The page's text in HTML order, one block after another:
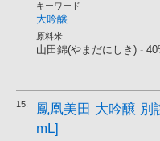
キーワード
大吟醸
原料米
山田錦(やまだにしき) -
15.
鳳凰美田 大吟醸 別
mL]